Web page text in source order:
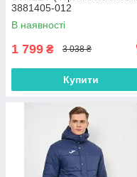
3881405-012
В наявності
1 799 ₴ 3 038 ₴
Купити